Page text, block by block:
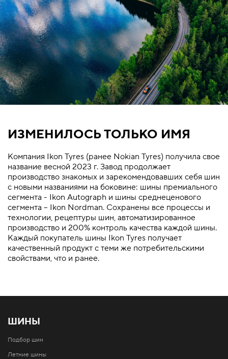
ИЗМЕНИЛОСЬ ТОЛЬКО ИМЯ
Компания Ikon Tyres (ранее Nokian Tyres) получила свое
название весной 2023 г. Завод продолжает
производство знакомых и зарекомендовавших себя шин
с новыми названиями на боковине: шины премиального
сегмента - Ikon Autograph и шины среднеценового
сегмента – Ikon Nordman. Сохранены все процессы и
технологии, рецептуры шин, автоматизированное
производство и 200% контроль качества каждой шины.
Каждый покупатель шины Ikon Tyres получает
качественный продукт с теми же потребительскими
свойствами, что и ранее.
ШИНЫ
Подбор шин
Летние шины